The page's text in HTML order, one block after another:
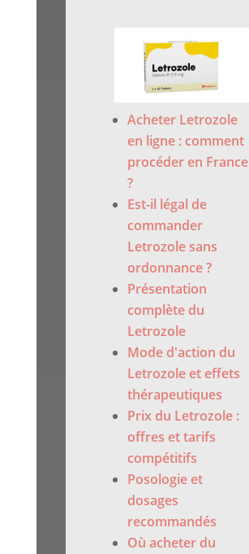
Acheter Letrozole
en ligne : comment
procéder en France
?
Est-il légal de
commander
Letrozole sans
ordonnance ?
Présentation
complète du
Letrozole
Mode d'action du
Letrozole et effets
thérapeutiques
Prix du Letrozole :
offres et tarifs
compétitifs
Posologie et
dosages
recommandés
Où acheter du